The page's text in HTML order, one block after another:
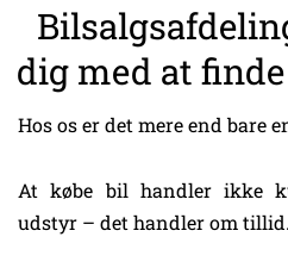
dig med at
Hos os er det mere end bare
At købe bil handler ikke
udstyr – det handler om tillid.